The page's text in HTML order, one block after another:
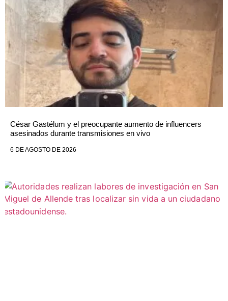
César Gastélum y el preocupante aumento de influencers
asesinados durante transmisiones en vivo
6 DE AGOSTO DE 2026